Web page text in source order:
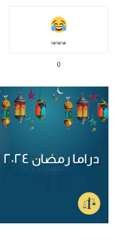
هاهاها
0